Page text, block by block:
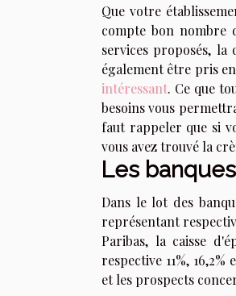
Que votre
compte bon nombre
services proposés,
également être pris
intéressant. Ce que
besoins vous
faut rappeler que si
vous avez trouvé la
Les
Dans le lot des
représentant
Paribas, la caisse
respective 11%,
et les prospects